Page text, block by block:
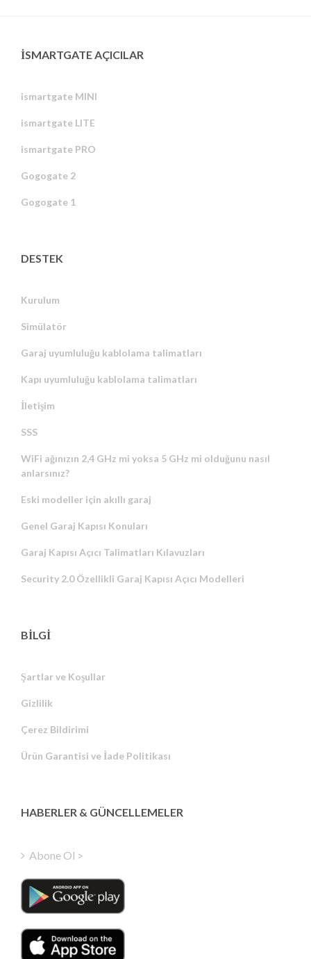
ISMARTGATE AÇICILAR
ismartgate MINI
ismartgate LITE
ismartgate PRO
Gogogate 2
Gogogate 1
DESTEK
Kurulum
Simülatör
Garaj uyumluluğu kablolama talimatları
Kapı uyumluluğu kablolama talimatları
İletişim
SSS
WiFi ağınızın 2,4 GHz mi yoksa 5 GHz mi olduğunu nasıl
anlarsınız?
Eski modeller için akıllı garaj
Genel Garaj Kapısı Konuları
Garaj Kapısı Açıcı Talimatları Kılavuzları
Security 2.0 Özellikli Garaj Kapısı Açıcı Modelleri
BİLGİ
Şartlar ve Koşullar
Gizlilik
Çerez Bildirimi
Ürün Garantisi ve İade Politikası
HABERLER & GÜNCELLEMELER
Abone Ol >